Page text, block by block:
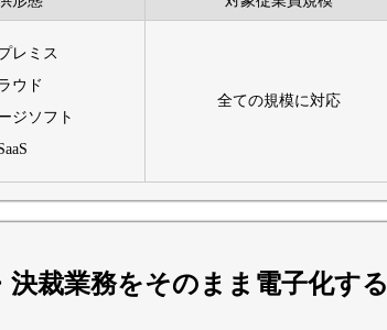
レミス
ウド
ジソフト
全ての規模に対応
決裁業務をそのまま電子化する